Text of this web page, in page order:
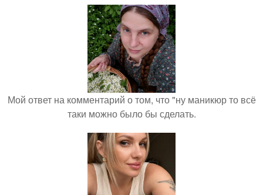
Мой ответ на комментарий о том, что "ну маникюр то всё
таки можно было бы сделать.